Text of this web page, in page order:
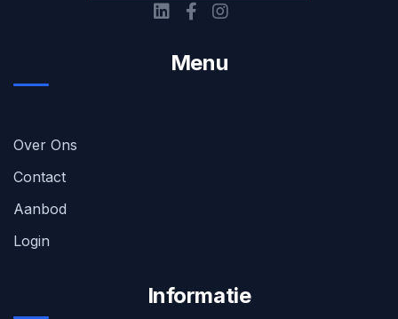
Menu
Over Ons
Contact
Aanbod
Login
Informatie